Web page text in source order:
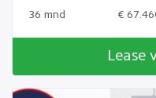
36 mnd
€
Lease